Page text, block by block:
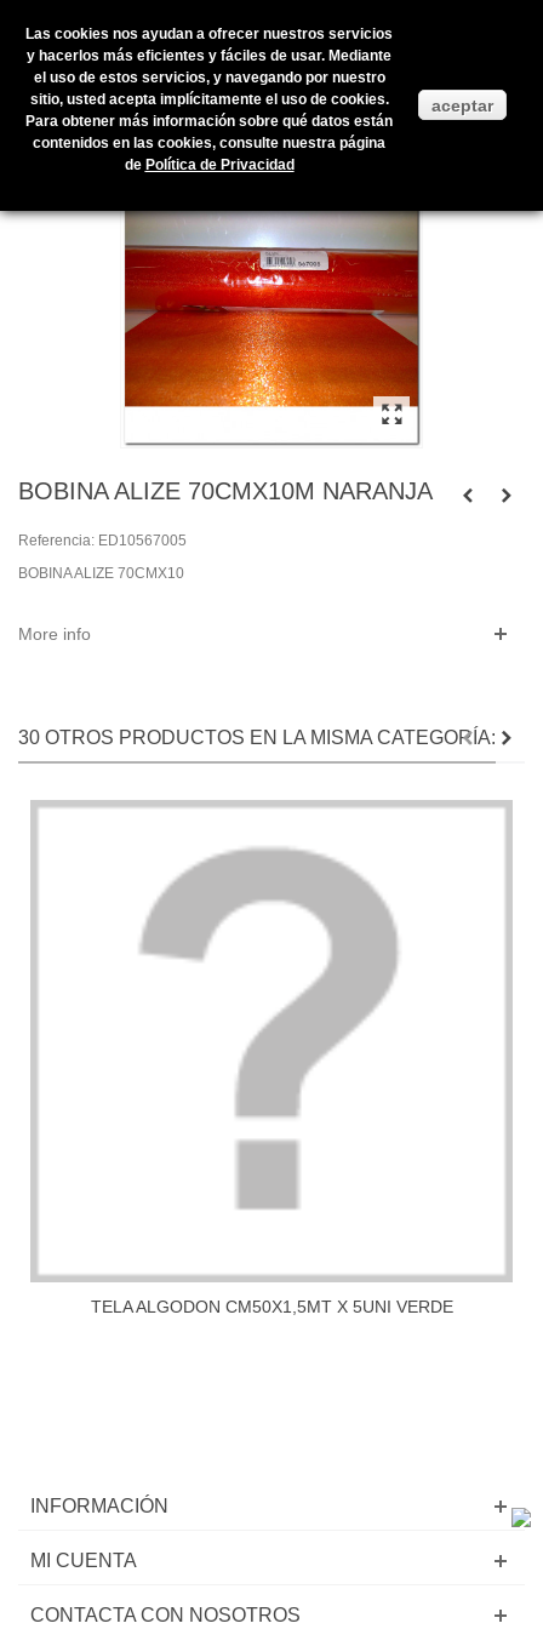
Inicio > Productos en stock > ENVOLTORIOS Y PRESENTACIÓN >
BOBINAS > TELAS > BOBINA ALIZE 70CMX10M NARANJA
BOBINA ALIZE 70CMX10M NARANJA
Referencia: ED10567005
BOBINA ALIZE 70CMX10
More info
30 OTROS PRODUCTOS EN LA MISMA CATEGORÍA:
TELA ALGODON CM50X1,5MT X 5UNI VERDE
Las cookies nos ayudan a ofrecer nuestros servicios
y hacerlos más eficientes y fáciles de usar. Mediante
el uso de estos servicios, y navegando por nuestro
sitio, usted acepta implícitamente el uso de cookies.
Para obtener más información sobre qué datos están
contenidos en las cookies, consulte nuestra página
de Política de Privacidad
aceptar
INFORMACIÓN
MI CUENTA
CONTACTA CON NOSOTROS